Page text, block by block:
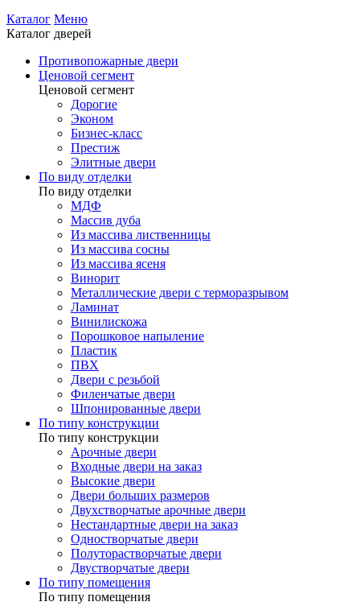
Каталог Меню
Каталог дверей
Противопожарные двери
Ценовой сегмент
Ценовой сегмент
Дорогие
Эконом
Бизнес-класс
Престиж
Элитные двери
По виду отделки
По виду отделки
МДФ
Массив дуба
Из массива лиственницы
Из массива сосны
Из массива ясеня
Винорит
Металлические двери с терморазрывом
Ламинат
Винилискожа
Порошковое напыление
Пластик
ПВХ
Двери с резьбой
Филенчатые двери
Шпонированные двери
По типу конструкции
По типу конструкции
Арочные двери
Входные двери на заказ
Высокие двери
Двери больших размеров
Двухстворчатые арочные двери
Нестандартные двери на заказ
Одностворчатые двери
Полуторастворчатые двери
Двустворчатые двери
По типу помещения
По типу помещения